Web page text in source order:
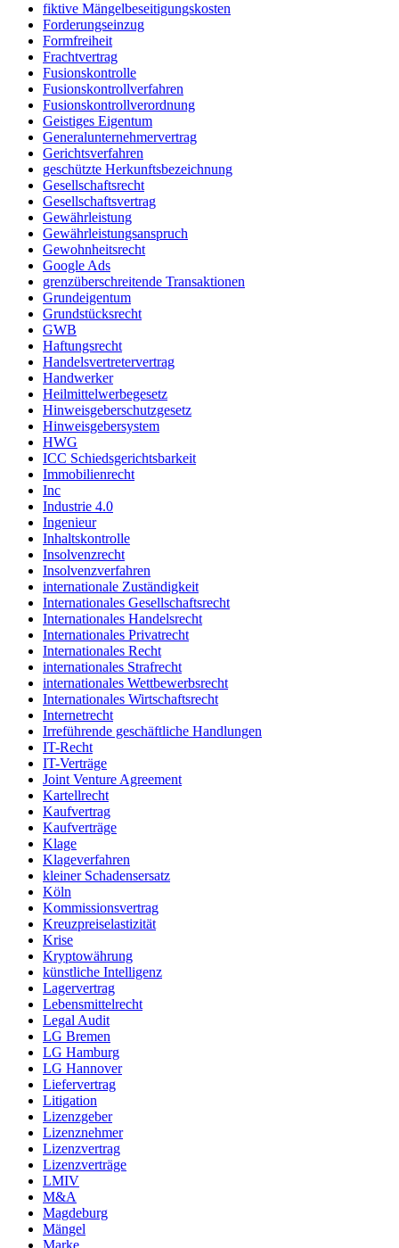
fiktive Mängelbeseitigungskosten
Forderungseinzug
Formfreiheit
Frachtvertrag
Fusionskontrolle
Fusionskontrollverfahren
Fusionskontrollverordnung
Geistiges Eigentum
Generalunternehmervertrag
Gerichtsverfahren
geschützte Herkunftsbezeichnung
Gesellschaftsrecht
Gesellschaftsvertrag
Gewährleistung
Gewährleistungsanspruch
Gewohnheitsrecht
Google Ads
grenzüberschreitende Transaktionen
Grundeigentum
Grundstücksrecht
GWB
Haftungsrecht
Handelsvertretervertrag
Handwerker
Heilmittelwerbegesetz
Hinweisgeberschutzgesetz
Hinweisgebersystem
HWG
ICC Schiedsgerichtsbarkeit
Immobilienrecht
Inc
Industrie 4.0
Ingenieur
Inhaltskontrolle
Insolvenzrecht
Insolvenzverfahren
internationale Zuständigkeit
Internationales Gesellschaftsrecht
Internationales Handelsrecht
Internationales Privatrecht
Internationales Recht
internationales Strafrecht
internationales Wettbewerbsrecht
Internationales Wirtschaftsrecht
Internetrecht
Irreführende geschäftliche Handlungen
IT-Recht
IT-Verträge
Joint Venture Agreement
Kartellrecht
Kaufvertrag
Kaufverträge
Klage
Klageverfahren
kleiner Schadensersatz
Köln
Kommissionsvertrag
Kreuzpreiselastizität
Krise
Kryptowährung
künstliche Intelligenz
Lagervertrag
Lebensmittelrecht
Legal Audit
LG Bremen
LG Hamburg
LG Hannover
Liefervertrag
Litigation
Lizenzgeber
Lizenznehmer
Lizenzvertrag
Lizenzverträge
LMIV
M&A
Magdeburg
Mängel
Marke